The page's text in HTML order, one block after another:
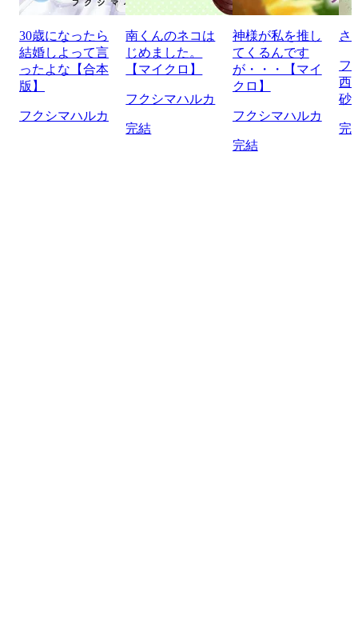
30歳になったら
結婚しよって言
ったよな【合本
版】
フクシマハルカ
南くんのネコは
じめました。
【マイクロ】
フクシマハルカ
完結
神様が私を推し
てくるんです
が・・・【マイ
クロ】
フクシマハルカ
完結
さ
フ
西
砂
完